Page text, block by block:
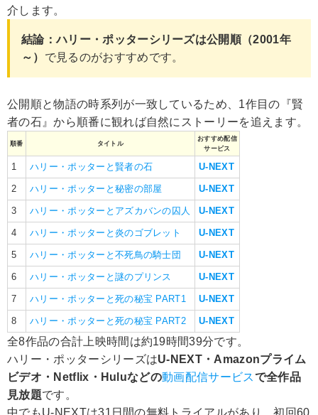
介します。
結論：ハリー・ポッターシリーズは公開順（2001年
～） で見るのがおすすめです。
公開順と物語の時系列が一致しているため、1作目の『賢
者の石』から順番に観れば自然にストーリーを追えます。
順番 タイトル
おすすめ配信
サービス
1 ハリー・ポッターと賢者の石 U-NEXT
2 ハリー・ポッターと秘密の部屋 U-NEXT
3 ハリー・ポッターとアズカバンの囚人 U-NEXT
4 ハリー・ポッターと炎のゴブレット U-NEXT
5 ハリー・ポッターと不死鳥の騎士団 U-NEXT
6 ハリー・ポッターと謎のプリンス U-NEXT
7 ハリー・ポッターと死の秘宝 PART1 U-NEXT
8 ハリー・ポッターと死の秘宝 PART2 U-NEXT
全8作品の合計上映時間は約19時間39分です。
ハリー・ポッターシリーズはU-NEXT・Amazonプライム
ビデオ・Netflix・Huluなどの動画配信サービスで全作品
見放題です。